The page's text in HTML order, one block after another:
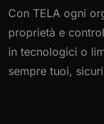
Con TELA ogni
proprietà e
in tecnologici o
sempre tuoi,